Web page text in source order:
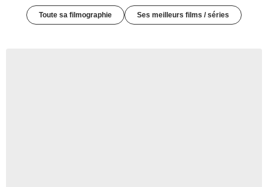
Toute sa filmographie Ses meilleurs films / séries